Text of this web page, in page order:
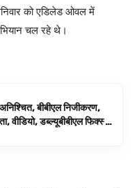
को एडिलेड ओवल में
चल रहे थे।
बीबीएल निजीकरण,
वीडियो, डब्ल्यूबीबीएल फिक्स्चर